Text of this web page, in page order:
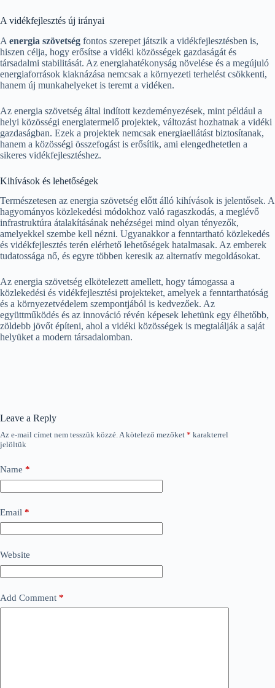
A vidékfejlesztés új irányai
A energia szövetség fontos szerepet játszik a vidékfejlesztésben is,
hiszen célja, hogy erősítse a vidéki közösségek gazdaságát és
társadalmi stabilitását. Az energiahatékonyság növelése és a megújuló
energiaforrások kiaknázása nemcsak a környezeti terhelést csökkenti,
hanem új munkahelyeket is teremt a vidéken.
Az energia szövetség által indított kezdeményezések, mint például a
helyi közösségi energiatermelő projektek, változást hozhatnak a vidéki
gazdaságban. Ezek a projektek nemcsak energiaellátást biztosítanak,
hanem a közösségi összefogást is erősítik, ami elengedhetetlen a
sikeres vidékfejlesztéshez.
Kihívások és lehetőségek
Természetesen az energia szövetség előtt álló kihívások is jelentősek. A
hagyományos közlekedési módokhoz való ragaszkodás, a meglévő
infrastruktúra átalakításának nehézségei mind olyan tényezők,
amelyekkel szembe kell nézni. Ugyanakkor a fenntartható közlekedés
és vidékfejlesztés terén elérhető lehetőségek hatalmasak. Az emberek
tudatossága nő, és egyre többen keresik az alternatív megoldásokat.
Az energia szövetség elkötelezett amellett, hogy támogassa a
közlekedési és vidékfejlesztési projekteket, amelyek a fenntarthatóság
és a környezetvédelem szempontjából is kedvezőek. Az
együttműködés és az innováció révén képesek lehetünk egy élhetőbb,
zöldebb jövőt építeni, ahol a vidéki közösségek is megtalálják a saját
helyüket a modern társadalomban.
Leave a Reply
Az e-mail címet nem tesszük közzé.A kötelező mezőket * karakterrel
jelöltük
Name *
Email *
Website
Add Comment *